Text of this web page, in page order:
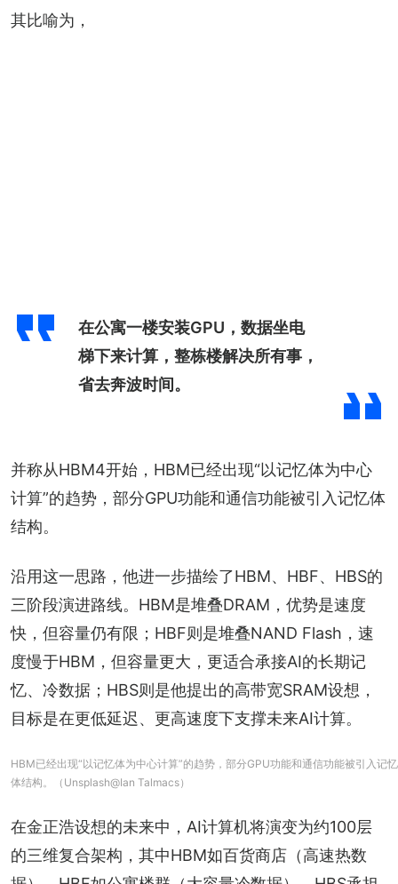
其比喻为，
在公寓一楼安装GPU，数据坐电
梯下来计算，整栋楼解决所有事，
省去奔波时间。
并称从HBM4开始，HBM已经出现“以记忆体为中心
计算”的趋势，部分GPU功能和通信功能被引入记忆体
结构。
沿用这一思路，他进一步描绘了HBM、HBF、HBS的
三阶段演进路线。HBM是堆叠DRAM，优势是速度
快，但容量仍有限；HBF则是堆叠NAND Flash，速
度慢于HBM，但容量更大，更适合承接AI的长期记
忆、冷数据；HBS则是他提出的高带宽SRAM设想，
目标是在更低延迟、更高速度下支撑未来AI计算。
HBM已经出现“以记忆体为中心计算”的趋势，部分GPU功能和通信功能被引入记忆
体结构。（Unsplash@Ian Talmacs）
在金正浩设想的未来中，AI计算机将演变为约100层
的三维复合架构，其中HBM如百货商店（高速热数